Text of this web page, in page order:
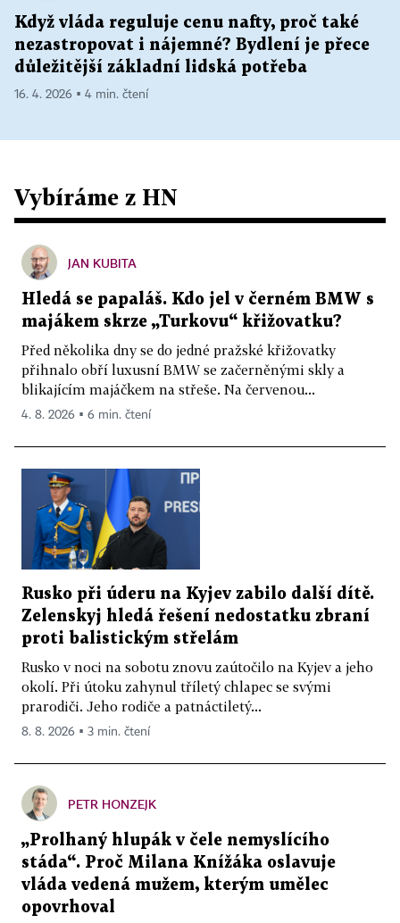
Když vláda reguluje cenu nafty, proč také
nezastropovat i nájemné? Bydlení je přece
důležitější základní lidská potřeba
16. 4. 2026 ▪ 4 min. čtení
Vybíráme z HN
JAN KUBITA
Hledá se papaláš. Kdo jel v černém BMW s
majákem skrze „Turkovu“ křižovatku?
Před několika dny se do jedné pražské křižovatky
přihnalo obří luxusní BMW se začerněnými skly a
blikajícím majáčkem na střeše. Na červenou...
4. 8. 2026 ▪ 6 min. čtení
Rusko při úderu na Kyjev zabilo další dítě.
Zelenskyj hledá řešení nedostatku zbraní
proti balistickým střelám
Rusko v noci na sobotu znovu zaútočilo na Kyjev a jeho
okolí. Při útoku zahynul tříletý chlapec se svými
prarodiči. Jeho rodiče a patnáctiletý...
8. 8. 2026 ▪ 3 min. čtení
PETR HONZEJK
„Prolhaný hlupák v čele nemyslícího
stáda“. Proč Milana Knížáka oslavuje
vláda vedená mužem, kterým umělec
opovrhoval